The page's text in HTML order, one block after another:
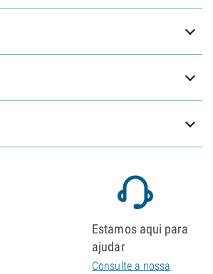
Estamos aqui para
ajudar
Consulte a nossa